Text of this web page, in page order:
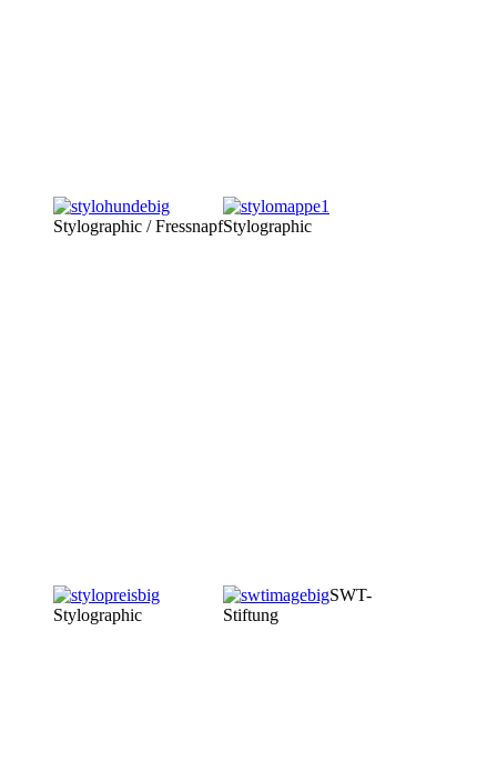
Stylographic / FressnapfStylographic
Stylographic
SWT-
Stiftung